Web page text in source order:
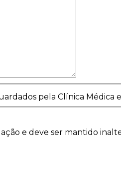
pela Clínica Médica
e deve ser mantido